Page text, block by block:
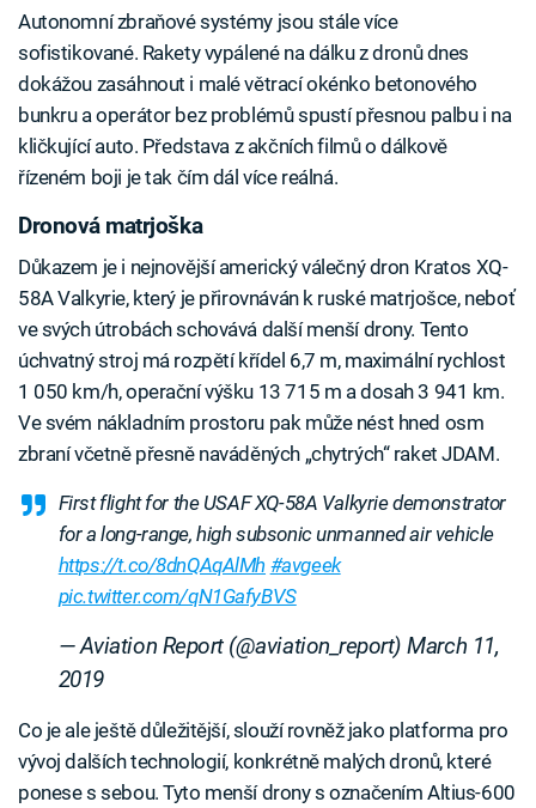
Autonomní zbraňové systémy jsou stále více
sofistikované. Rakety vypálené na dálku z dronů dnes
dokážou zasáhnout i malé větrací okénko betonového
bunkru a operátor bez problémů spustí přesnou palbu i na
kličkující auto. Představa z akčních filmů o dálkově
řízeném boji je tak čím dál více reálná.
Dronová matrjoška
Důkazem je i nejnovější americký válečný dron Kratos XQ-
58A Valkyrie, který je přirovnáván k ruské matrjošce, neboť
ve svých útrobách schovává další menší drony. Tento
úchvatný stroj má rozpětí křídel 6,7 m, maximální rychlost
1 050 km/h, operační výšku 13 715 m a dosah 3 941 km.
Ve svém nákladním prostoru pak může nést hned osm
zbraní včetně přesně naváděných „chytrých“ raket JDAM.
First flight for the USAF XQ-58A Valkyrie demonstrator
for a long-range, high subsonic unmanned air vehicle
https://t.co/8dnQAqAlMh #avgeek
pic.twitter.com/qN1GafyBVS
— Aviation Report (@aviation_report)March 11,
2019
Co je ale ještě důležitější, slouží rovněž jako platforma pro
vývoj dalších technologií, konkrétně malých dronů, které
ponese s sebou. Tyto menší drony s označením Altius-600